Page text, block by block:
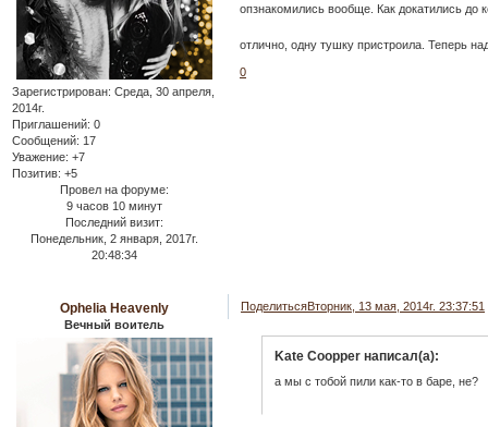
Зарегистрирован: Среда, 30 апреля,
2014г.
Приглашений: 0
Сообщений: 17
Уважение: +7
Позитив: +5
Провел на форуме:
9 часов 10 минут
Последний визит:
Понедельник, 2 января, 2017г.
20:48:34
опзнакомились вообще. Как докатились до
отлично, одну тушку пристроила. Теперь
0
ПоделитьсяВторник, 13 мая, 2014г. 23:37:51
Ophelia Heavenly
Вечный воитель
Kate Coopper написал(а):
а мы с тобой пили как-то в баре, не?